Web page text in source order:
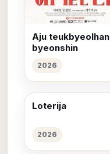
Aju teukbyeolhan
byeonshin
2026
Loterija
2026